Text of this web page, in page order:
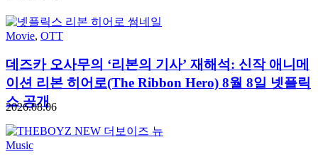
Movie, OTT
데즈카 오사무의 ‘리본의 기사’ 재해석: 신작 애니메
이션 리본 히어로(The Ribbon Hero) 8월 8일 넷플릭
스 공개
2026.08.06
Music